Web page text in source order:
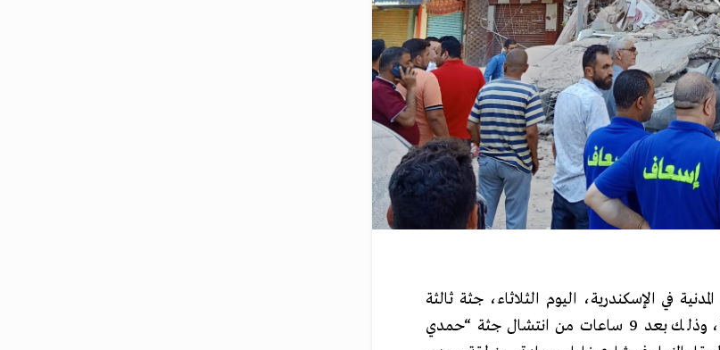
في الإسكندرية، اليوم الثلاثاء، جثة ثالثة
لشخص يدعى “عبد الله يوسف محفوظ”، وذلك بعد 9 ساعات من انتشال جثة “حمدي